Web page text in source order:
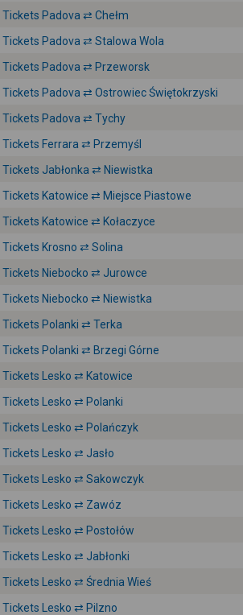
Tickets Padova ⇄ Chełm
Tickets Padova ⇄ Stalowa Wola
Tickets Padova ⇄ Przeworsk
Tickets Padova ⇄ Ostrowiec Świętokrzyski
Tickets Padova ⇄ Tychy
Tickets Ferrara ⇄ Przemyśl
Tickets Jabłonka ⇄ Niewistka
Tickets Katowice ⇄ Miejsce Piastowe
Tickets Katowice ⇄ Kołaczyce
Tickets Krosno ⇄ Solina
Tickets Niebocko ⇄ Jurowce
Tickets Niebocko ⇄ Niewistka
Tickets Polanki ⇄ Terka
Tickets Polanki ⇄ Brzegi Górne
Tickets Lesko ⇄ Katowice
Tickets Lesko ⇄ Polanki
Tickets Lesko ⇄ Polańczyk
Tickets Lesko ⇄ Jasło
Tickets Lesko ⇄ Sakowczyk
Tickets Lesko ⇄ Zawóz
Tickets Lesko ⇄ Postołów
Tickets Lesko ⇄ Jabłonki
Tickets Lesko ⇄ Średnia Wieś
Tickets Lesko ⇄ Pilzno